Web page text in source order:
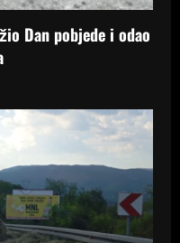
Dan pobjede i odao